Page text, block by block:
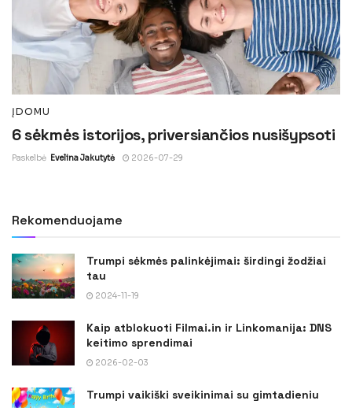
ĮDOMU
6 sėkmės istorijos, priversiančios nusišypsoti
Paskelbė Evelina Jakutytė 2026-07-29
Rekomenduojame
Trumpi sėkmės palinkėjimai: širdingi žodžiai
tau
2024-11-19
Kaip atblokuoti Filmai.in ir Linkomanija: DNS
keitimo sprendimai
2026-02-03
Trumpi vaikiški sveikinimai su gimtadieniu